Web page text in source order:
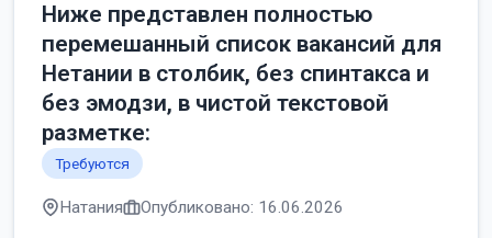
Ниже представлен полностью
перемешанный список вакансий для
Нетании в столбик, без спинтакса и
без эмодзи, в чистой текстовой
разметке:
Требуются
Натания Опубликовано: 16.06.2026